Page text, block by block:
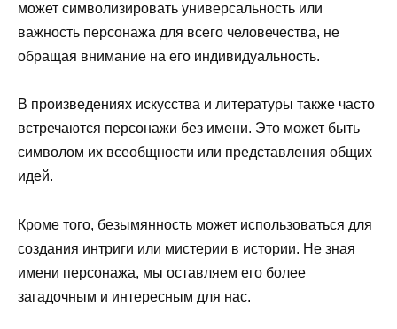
может символизировать универсальность или
важность персонажа для всего человечества, не
обращая внимание на его индивидуальность.
В произведениях искусства и литературы также часто
встречаются персонажи без имени. Это может быть
символом их всеобщности или представления общих
идей.
Кроме того, безымянность может использоваться для
создания интриги или мистерии в истории. Не зная
имени персонажа, мы оставляем его более
загадочным и интересным для нас.